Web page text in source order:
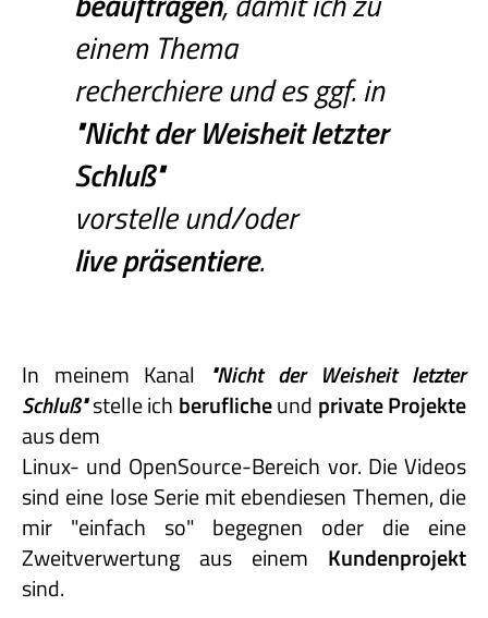
einem Thema
recherchiere und es ggf. in
"Nichtder Weisheitletzter
Schluß"
vorstelle und/oder
live präsentiere.
In meinem Kanal "Nicht der Weisheit letzter
Schluß"stelle ich beruflicheund privateProjekte
aus dem
Linux- und OpenSource-Bereich vor. Die Videos
sind eine lose Serie mit ebendiesen Themen, die
mir "einfach so" begegnen oder die eine
Zweitverwertung aus einem Kundenprojekt
sind.